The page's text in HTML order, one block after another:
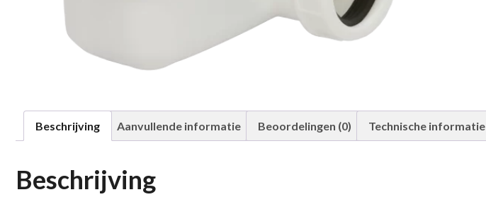
Beschrijving Aanvullende informatie Beoordelingen (0) Technische informatie
Beschrijving